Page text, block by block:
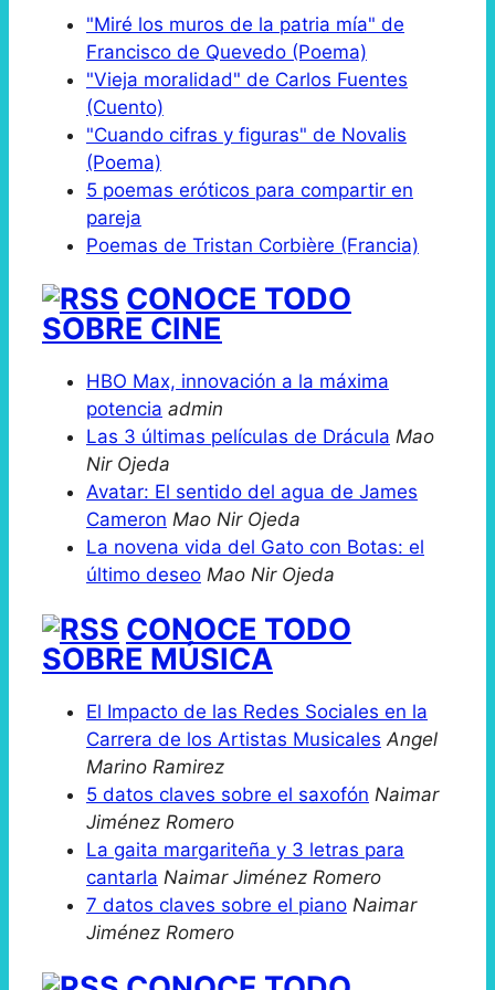
"Miré los muros de la patria mía" de
Francisco de Quevedo (Poema)
"Vieja moralidad" de Carlos Fuentes
(Cuento)
"Cuando cifras y figuras" de Novalis
(Poema)
5 poemas eróticos para compartir en
pareja
Poemas de Tristan Corbière (Francia)
CONOCE TODO
SOBRE CINE
HBO Max, innovación a la máxima
potencia admin
Las 3 últimas películas de Drácula Mao
Nir Ojeda
Avatar: El sentido del agua de James
Cameron Mao Nir Ojeda
La novena vida del Gato con Botas: el
último deseo Mao Nir Ojeda
CONOCE TODO
SOBRE MÚSICA
El Impacto de las Redes Sociales en la
Carrera de los Artistas Musicales Angel
Marino Ramirez
5 datos claves sobre el saxofón Naimar
Jiménez Romero
La gaita margariteña y 3 letras para
cantarla Naimar Jiménez Romero
7 datos claves sobre el piano Naimar
Jiménez Romero